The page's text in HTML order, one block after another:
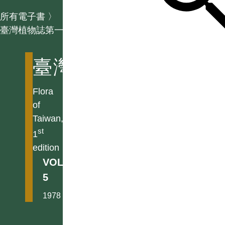
所有電子書 〉
臺灣植物誌第一版
臺灣植物誌第一版
Flora
of
Taiwan,
1st
edition
VOL.
5
1978